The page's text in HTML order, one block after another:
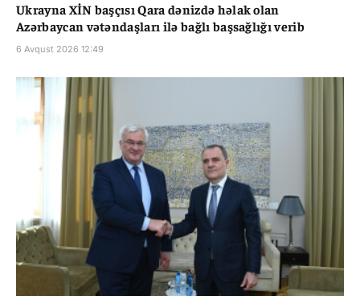
Ukrayna XİN başçısı Qara dənizdə həlak olan
Azərbaycan vətəndaşları ilə bağlı başsağlığı verib
6 Avqust 2026 12:49